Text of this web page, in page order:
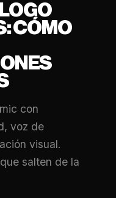
CÓMO
con
voz de
visual.
salten de la